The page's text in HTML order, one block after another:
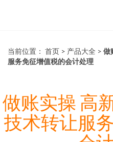
当前位置： 首页 > 产品大全 > 做
服务免征增值税的会计处理
做账实操 高
技术转让服